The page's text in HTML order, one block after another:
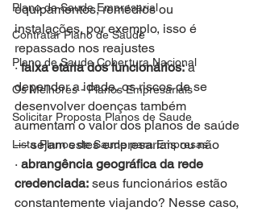
Plano de Saude Empresarial
Contratar Plano de Saude
Plano de Saude Cobertura Nacional
Os Melhores - Planos Empresariais
Solicitar Proposta Planos de Saude
Lista Planos de Saude para Empresas
equipamentos, remédios ou
instalações, por exemplo, isso é
repassado nos reajustes
· faixa etária dos funcionários: a
depender a idade, os riscos de se
desenvolver doenças também
aumentam o valor dos planos de saúde
— sejam estes empresariais ou não
· abrangência geográfica da rede
credenciada: seus funcionários estão
constantemente viajando? Nesse caso,